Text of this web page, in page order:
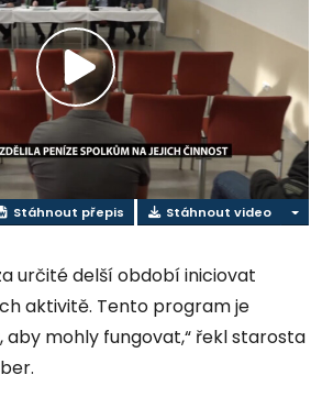
Přehrát
video
Stáhnout přepis Stáhnout video
určité delší období iniciovat
aktivitě. Tento program je
mohly fungovat,“ řekl starosta